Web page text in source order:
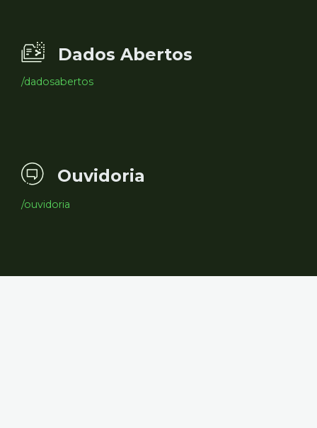
Dados Abertos
/dadosabertos
Ouvidoria
/ouvidoria